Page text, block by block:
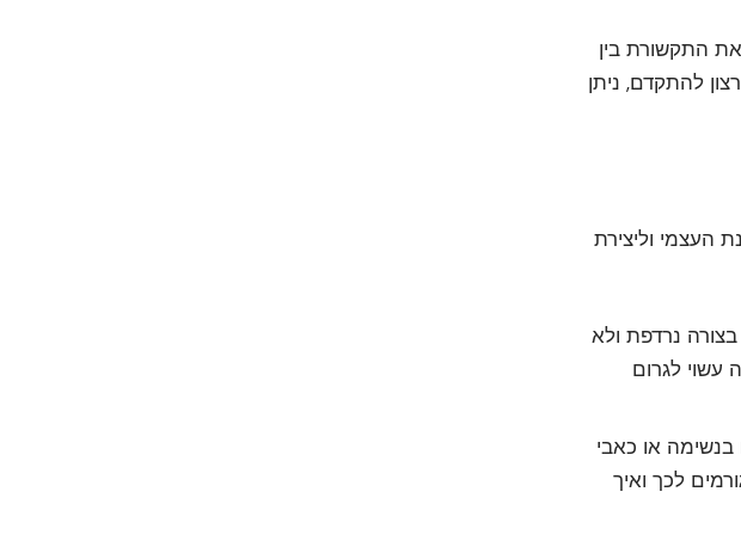
התקשורת בין
להתקדם, ניתן
העצמי וליצירת
נרדפת ולא
לגרום
בנשימה או כאבי
לכך ואיך